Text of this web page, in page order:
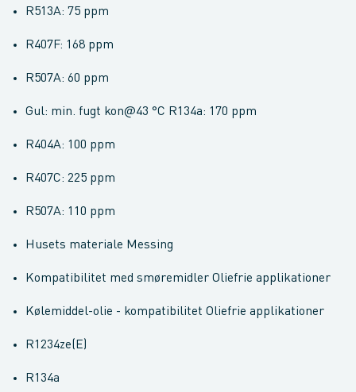
R513A: 75 ppm
R407F: 168 ppm
R507A: 60 ppm
Gul: min. fugt kon@43 °C R134a: 170 ppm
R404A: 100 ppm
R407C: 225 ppm
R507A: 110 ppm
Husets materiale Messing
Kompatibilitet med smøremidler Oliefrie applikationer
Kølemiddel-olie - kompatibilitet Oliefrie applikationer
R1234ze(E)
R134a